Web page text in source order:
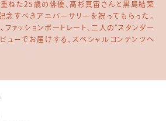
重ねた25歳の俳優、高杉真宙さんと黒島結菜
念すべきアニバーサリーを祝ってもらった。
ァッションポートレート、二人の“スタンダー
ューでお届けする、スペシャルコンテンツへ